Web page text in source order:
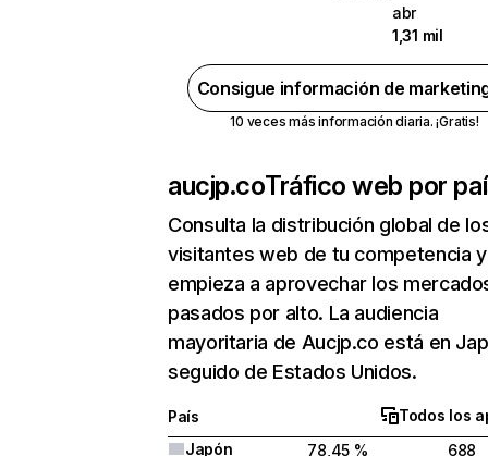
abr
1,31 mil
Consigue información de
10 veces más información diaria. ¡Gratis!
aucjp.coTráfico web por
Consulta la distribución global de
visitantes web de tu competencia y
empieza a aprovechar los
pasados por alto. La audiencia
mayoritaria de Aucjp.co está en
seguido de Estados Unidos.
País
Todos los
Japón
78,45 % 688